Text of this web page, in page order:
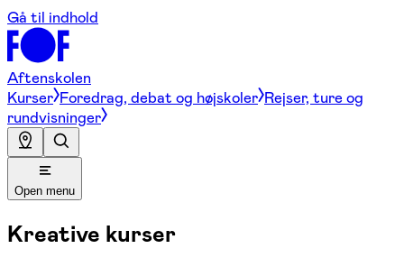
Gå til indhold
Aftenskolen
Kurser Foredrag, debat og højskoler Rejser, ture og
rundvisninger
Open menu
Kreative kurser